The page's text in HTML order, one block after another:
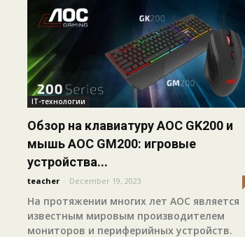
IT-технологии
Обзор на клавиатуру AOC GK200 и
мышь AOC GM200: игровые
устройства...
teacher - December 19, 2023
На протяжении многих лет AOC является
известным мировым производителем
мониторов и периферийных устройств.